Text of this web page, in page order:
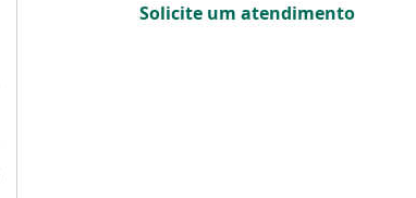
Solicite um atendimento